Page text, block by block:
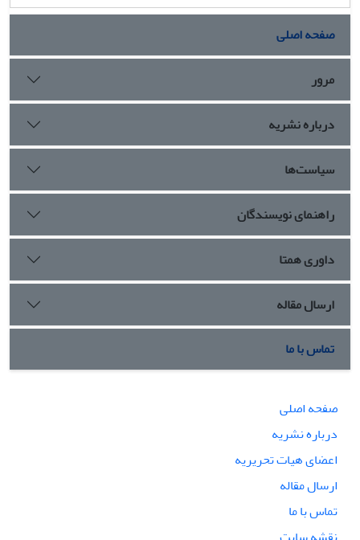
صفحه اصلی
مرور
درباره نشریه
سیاست‌ها
راهنمای نویسندگان
داوری همتا
ارسال مقاله
تماس با ما
صفحه اصلی
درباره نشریه
اعضای هیات تحریریه
ارسال مقاله
تماس با ما